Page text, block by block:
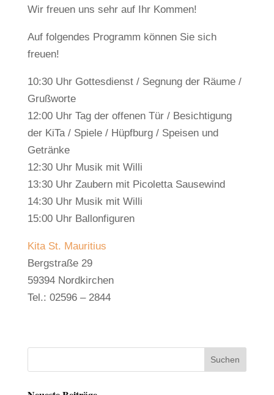
Wir freuen uns sehr auf Ihr Kommen!
Auf folgendes Programm können Sie sich
freuen!
10:30 Uhr Gottesdienst / Segnung der Räume /
Grußworte
12:00 Uhr Tag der offenen Tür / Besichtigung
der KiTa / Spiele / Hüpfburg / Speisen und
Getränke
12:30 Uhr Musik mit Willi
13:30 Uhr Zaubern mit Picoletta Sausewind
14:30 Uhr Musik mit Willi
15:00 Uhr Ballonfiguren
Kita St. Mauritius
Bergstraße 29
59394 Nordkirchen
Tel.: 02596 – 2844